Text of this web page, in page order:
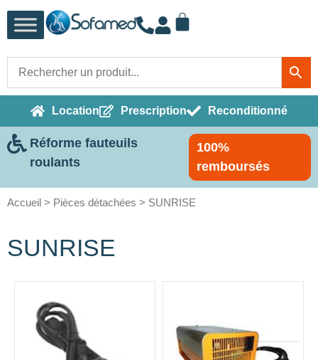
Location Prescription Reconditionné
Réforme fauteuils
roulants
100%
remboursés
Accueil > Pièces détachées > SUNRISE
SUNRISE